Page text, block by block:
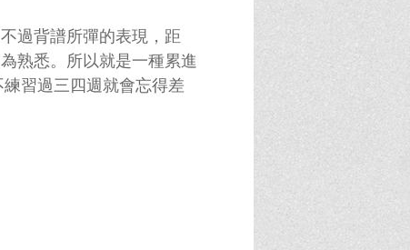
過背譜所彈的表現，距
熟悉。所以就是一種累進
習過三四週就會忘得差